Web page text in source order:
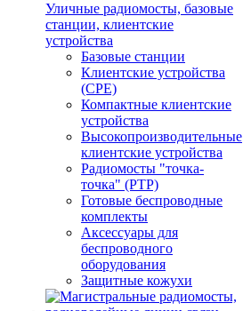
Уличные радиомосты, базовые
станции, клиентские
устройства
Базовые станции
Клиентские устройства
(CPE)
Компактные клиентские
устройства
Высокопроизводительные
клиентские устройства
Радиомосты "точка-
точка" (PTP)
Готовые беспроводные
комплекты
Аксессуары для
беспроводного
оборудования
Защитные кожухи